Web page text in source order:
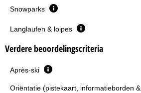
Snowparks
Langlaufen & loipes
Verdere beoordelingscriteria
Après-ski
Oriëntatie (pistekaart, informatieborden &